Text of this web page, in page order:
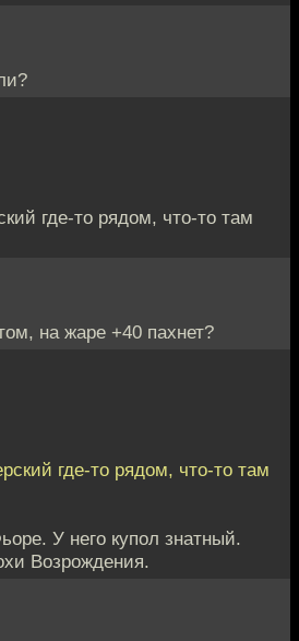
где-то рядом, что-то там
на жаре +40 пахнет?
где-то рядом, что-то там
У него купол знатный.
Возрождения.